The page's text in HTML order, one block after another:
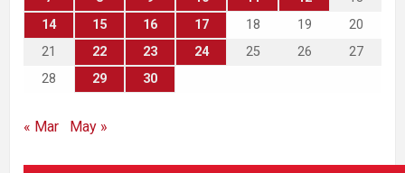
14
15 16 17 18 19
20
21
22 23 24 25 26
27
28
29 30
« Mar May »